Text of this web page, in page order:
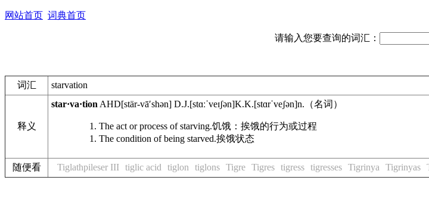
网站首页 词典首页
请输入您要查询的词汇：
词汇 starvation
释义
star·va·tion AHD[stär-vāʹshən] D.J.[stɑːˈveɪʃən]K.K.[stɑrˈveʃən]n. （名词）
The act or process of starving.饥饿：挨饿的行为或过程
The condition of being starved.挨饿状态
随便看 Tiglathpileser III tiglic acid tiglon tiglons Tigre Tigres tigress tigresses Tigrinya Tigrinyas